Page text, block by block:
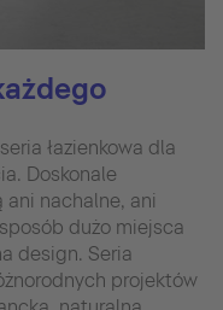
łazienkowa dla
Doskonale
ani nachalne, ani
dużo miejsca
design. Seria
projektów